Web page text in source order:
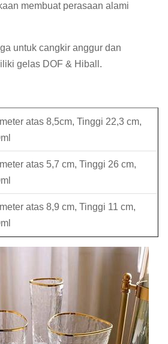
membuat perasaan alami
untuk cangkir anggur dan
gelas DOF & Hiball.
atas 8,5cm, Tinggi 22,3 cm,
atas 5,7 cm, Tinggi 26 cm,
atas 8,9 cm, Tinggi 11 cm,